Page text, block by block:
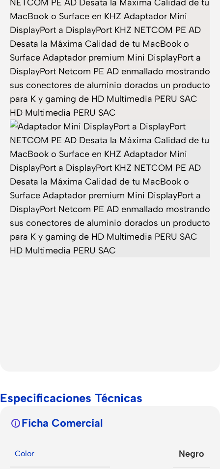
Especificaciones Técnicas
Ficha Comercial
Color Negro